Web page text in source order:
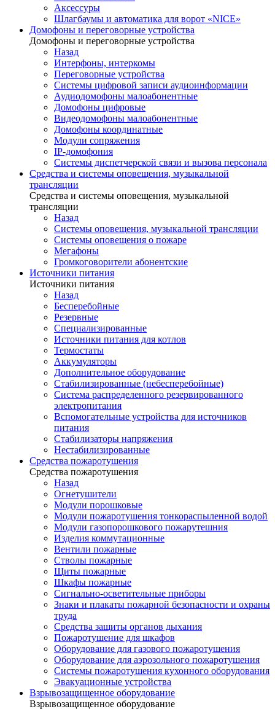
Аксессуры
Шлагбаумы и автоматика для ворот «NICE»
Домофоны и переговорные устройства
Домофоны и переговорные устройства
Назад
Интерфоны, интеркомы
Переговорные устройства
Системы цифровой записи аудиоинформации
Аудиодомофоны малоабонентные
Домофоны цифровые
Видеодомофоны малоабонентные
Домофоны координатные
Модули сопряжения
IP-домофония
Системы диспетчерской связи и вызова персонала
Средства и системы оповещения, музыкальной
трансляции
Средства и системы оповещения, музыкальной
трансляции
Назад
Системы оповещения, музыкальной трансляции
Системы оповещения о пожаре
Мегафоны
Громкоговорители абонентские
Источники питания
Источники питания
Назад
Бесперебойные
Резервные
Специализированные
Источники питания для котлов
Термостаты
Аккумуляторы
Дополнительное оборудование
Стабилизированные (небесперебойные)
Система распределенного резервированного
электропитания
Вспомогательные устройства для источников
питания
Стабилизаторы напряжения
Нестабилизированные
Средства пожаротушения
Средства пожаротушения
Назад
Огнетушители
Модули порошковые
Модули пожаротушения тонкораспыленной водой
Модули газопорошкового пожарутешния
Изделия коммутационные
Вентили пожарные
Стволы пожарные
Щиты пожарные
Шкафы пожарные
Сигнально-осветительные приборы
Знаки и плакаты пожарной безопасности и охраны
труда
Средства защиты органов дыхания
Пожаротушение для шкафов
Оборудование для газового пожаротушения
Оборудование для аэрозольного пожаротушения
Системы пожаротушения кухонного оборудования
Эвакуационные устройства
Взрывозащищенное оборудование
Взрывозащищенное оборудование